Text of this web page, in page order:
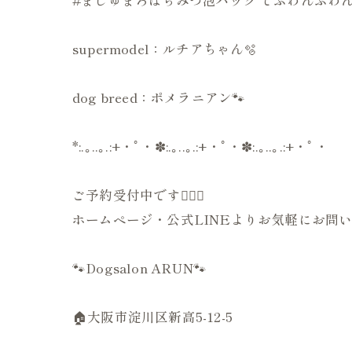
supermodel：ルチアちゃん🫧
dog breed：ポメラニアン🐾
*:.｡..｡.:+・ﾟ・✽:.｡..｡.:+・ﾟ・✽:.｡..｡.:+・ﾟ・
ご予約受付中です💁🏻‍♀️
ホームページ・公式LINEよりお気軽にお問
🐾Dogsalon ARUN🐾
🏠大阪市淀川区新高5-12-5